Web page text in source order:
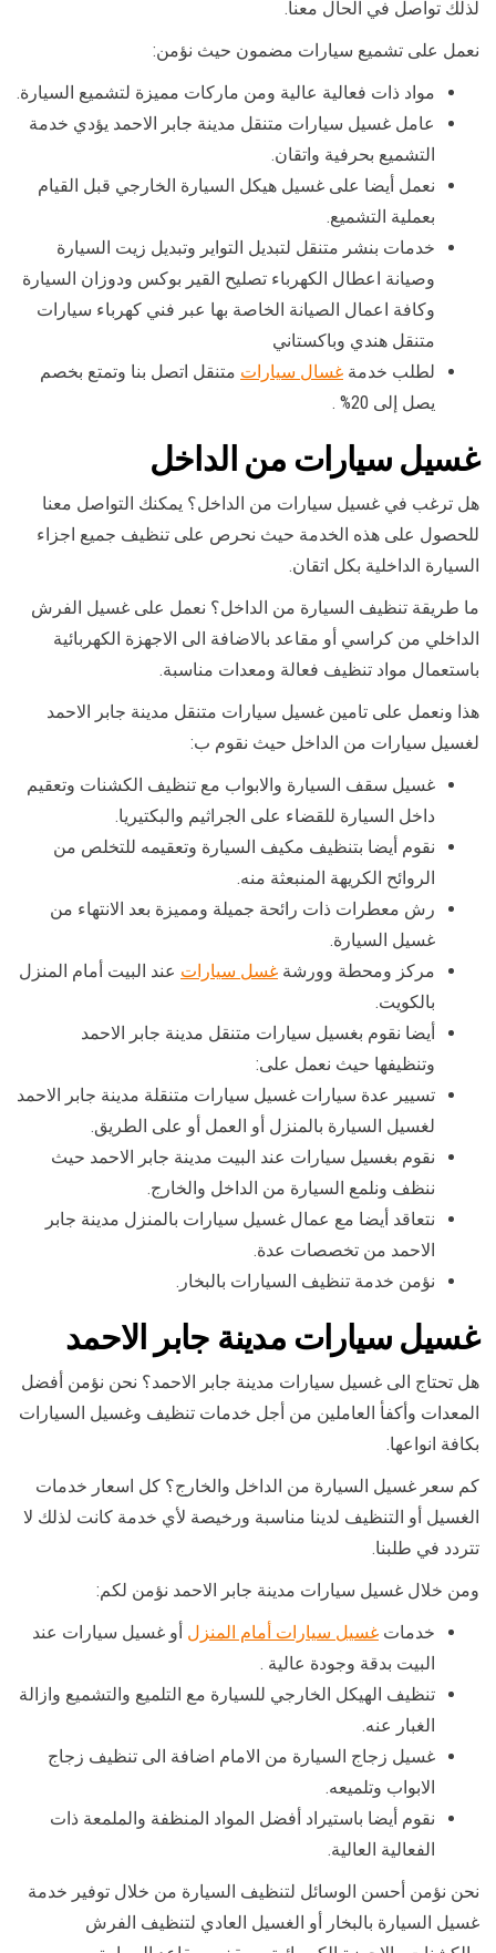
لذلك تواصل في الحال معنا.
نعمل على تشميع سيارات مضمون حيث نؤمن:
مواد ذات فعالية عالية ومن ماركات مميزة لتشميع السيارة.
عامل غسيل سيارات متنقل مدينة جابر الاحمد يؤدي خدمة
التشميع بحرفية واتقان.
نعمل أيضا على غسيل هيكل السيارة الخارجي قبل القيام
بعملية التشميع.
خدمات بنشر متنقل لتبديل التواير وتبديل زيت السيارة
وصيانة اعطال الكهرباء تصليح القير بوكس ودوزان السيارة
وكافة اعمال الصيانة الخاصة بها عبر فني كهرباء سيارات
متنقل هندي وباكستاني
لطلب خدمة غسال سيارات متنقل اتصل بنا وتمتع بخصم
يصل إلى 20% .
غسيل سيارات من الداخل
هل ترغب في غسيل سيارات من الداخل؟ يمكنك التواصل معنا
للحصول على هذه الخدمة حيث نحرص على تنظيف جميع اجزاء
السيارة الداخلية بكل اتقان.
ما طريقة تنظيف السيارة من الداخل؟ نعمل على غسيل الفرش
الداخلي من كراسي أو مقاعد بالاضافة الى الاجهزة الكهربائية
باستعمال مواد تنظيف فعالة ومعدات مناسبة.
هذا ونعمل على تامين غسيل سيارات متنقل مدينة جابر الاحمد
لغسيل سيارات من الداخل حيث نقوم ب:
غسيل سقف السيارة والابواب مع تنظيف الكشنات وتعقيم
داخل السيارة للقضاء على الجراثيم والبكتيريا.
نقوم أيضا بتنظيف مكيف السيارة وتعقيمه للتخلص من
الروائح الكريهة المنبعثة منه.
رش معطرات ذات رائحة جميلة ومميزة بعد الانتهاء من
غسيل السيارة.
مركز ومحطة وورشة غسل سيارات عند البيت أمام المنزل
بالكويت.
أيضا نقوم بغسيل سيارات متنقل مدينة جابر الاحمد
وتنظيفها حيث نعمل على:
تسيير عدة سيارات غسيل سيارات متنقلة مدينة جابر الاحمد
لغسيل السيارة بالمنزل أو العمل أو على الطريق.
نقوم بغسيل سيارات عند البيت مدينة جابر الاحمد حيث
ننظف ونلمع السيارة من الداخل والخارج.
نتعاقد أيضا مع عمال غسيل سيارات بالمنزل مدينة جابر
الاحمد من تخصصات عدة.
نؤمن خدمة تنظيف السيارات بالبخار.
غسيل سيارات مدينة جابر الاحمد
هل تحتاج الى غسيل سيارات مدينة جابر الاحمد؟ نحن نؤمن أفضل
المعدات وأكفأ العاملين من أجل خدمات تنظيف وغسيل السيارات
بكافة انواعها.
كم سعر غسيل السيارة من الداخل والخارج؟ كل اسعار خدمات
الغسيل أو التنظيف لدينا مناسبة ورخيصة لأي خدمة كانت لذلك لا
تتردد في طلبنا.
ومن خلال غسيل سيارات مدينة جابر الاحمد نؤمن لكم:
خدمات غسيل سيارات أمام المنزل أو غسيل سيارات عند
البيت بدقة وجودة عالية .
تنظيف الهيكل الخارجي للسيارة مع التلميع والتشميع وازالة
الغبار عنه.
غسيل زجاج السيارة من الامام اضافة الى تنظيف زجاج
الابواب وتلميعه.
نقوم أيضا باستيراد أفضل المواد المنظفة والملمعة ذات
الفعالية العالية.
نحن نؤمن أحسن الوسائل لتنظيف السيارة من خلال توفير خدمة
غسيل السيارة بالبخار أو الغسيل العادي لتنظيف الفرش